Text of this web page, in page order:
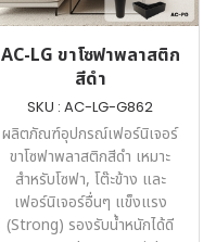
AC-LG ขาโซฟาพลาสติก
สีดำ
SKU : AC-LG-G862
ผลิตภัณฑ์อุปกรณ์เฟอร์นิเจอร์
ขาโซฟาพลาสติกสีดำ เหมาะ
สำหรับโซฟา, โต๊ะข้าง และ
เฟอร์นิเจอร์อื่นๆ แข็งแรง
(Strong) รองรับน้ำหนักได้ดี